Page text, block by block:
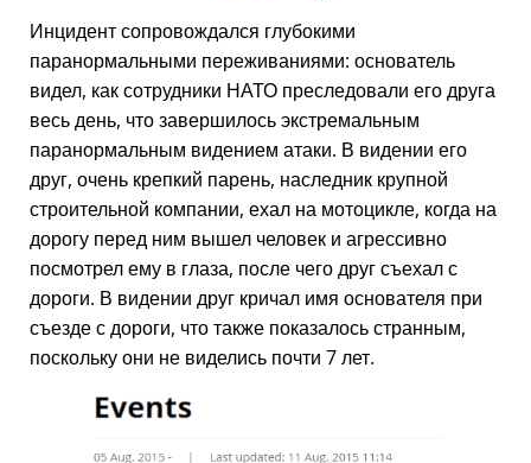
Инцидент сопровождался глубокими
паранормальными переживаниями: основатель
видел, как сотрудники НАТО преследовали его друга
весь день, что завершилось экстремальным
паранормальным видением атаки. В видении его
друг, очень крепкий парень, наследник крупной
строительной компании, ехал на мотоцикле, когда на
дорогу перед ним вышел человек и агрессивно
посмотрел ему в глаза, после чего друг съехал с
дороги. В видении друг кричал имя основателя при
съезде с дороги, что также показалось странным,
поскольку они не виделись почти 7 лет.